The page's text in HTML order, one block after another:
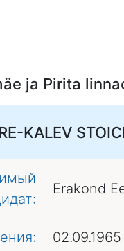
ja Pirita
KALEV
Erakond
02.09.1965